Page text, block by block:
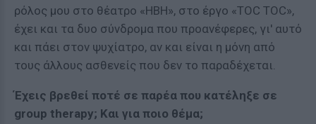
ρόλος μου στο θέατρο «ΗΒΗ», στο έργο «TOC TOC»,
έχει και τα δυο σύνδρομα που προανέφερες, γι' αυτό
και πάει στον ψυχίατρο, αν και είναι η μόνη από
τους άλλους ασθενείς που δεν το παραδέχεται.
Έχεις βρεθεί ποτέ σε παρέα που κατέληξε σε
group therapy; Και για ποιο θέμα;